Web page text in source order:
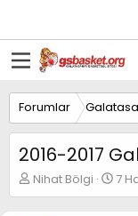
Forumlar
2016-2017
K
o
Nihat Bölgi
B
a
7